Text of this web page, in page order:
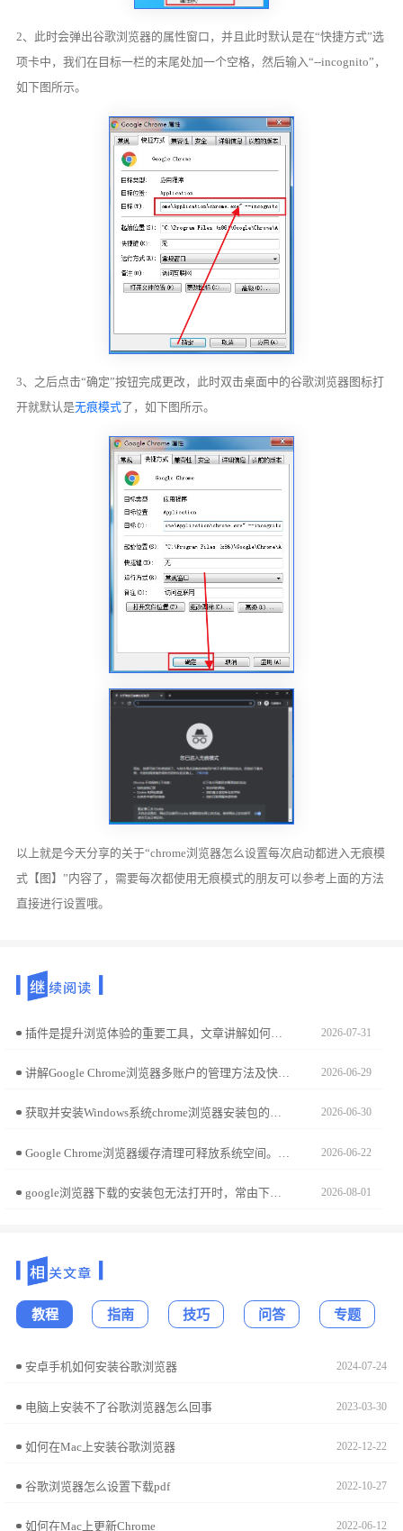
2、此时会弹出谷歌浏览器的属性窗口，并且此时默认是在“快捷方式”选
项卡中，我们在目标一栏的末尾处加一个空格，然后输入“--incognito”，
如下图所示。
3、之后点击“确定”按钮完成更改，此时双击桌面中的谷歌浏览器图标打
开就默认是无痕模式了，如下图所示。
以上就是今天分享的关于“chrome浏览器怎么设置每次启动都进入无痕模
式【图】”内容了，需要每次都使用无痕模式的朋友可以参考上面的方法
直接进行设置哦。
插件是提升浏览体验的重要工具，文章讲解如何高效启用、停用和分类管理插件，确保Chrome浏览器功能完整又运行顺畅。 2026-07-31
讲解Google Chrome浏览器多账户的管理方法及快速切换技巧，确保多用户环境下的安全与便利。 2026-06-29
获取并安装Windows系统chrome浏览器安装包的步骤清晰易懂，通过简化操作流程，用户能够快速完成部署并投入使用。 2026-06-30
2026-06-22
google浏览器下载的安装包无法打开时，常由下载不完整或防护程序阻止所致，重新下载并关闭拦截可修复。 2026-08-01
教程 指南 技巧 问答 专题
安卓手机如何安装谷歌浏览器 2024-07-24
电脑上安装不了谷歌浏览器怎么回事 2023-03-30
如何在Mac上安装谷歌浏览器 2022-12-22
谷歌浏览器怎么设置下载pdf 2022-10-27
如何在Mac上更新Chrome 2022-06-12